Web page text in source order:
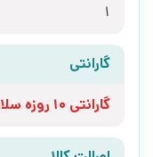
1
گارانتی
گارانتی 10 روزه سلامت فیزیکی کتاب